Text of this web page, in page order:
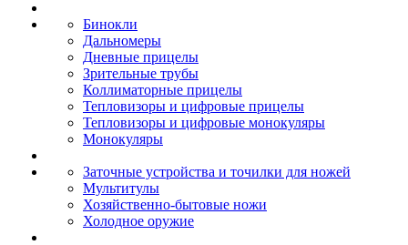
Бинокли
Дальномеры
Дневные прицелы
Зрительные трубы
Коллиматорные прицелы
Тепловизоры и цифровые прицелы
Тепловизоры и цифровые монокуляры
Монокуляры
Заточные устройства и точилки для ножей
Мультитулы
Хозяйственно-бытовые ножи
Холодное оружие